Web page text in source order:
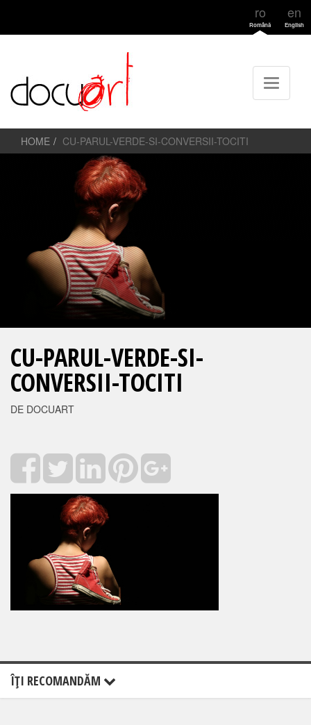
ro
Română
en
English
HOME CU-PARUL-VERDE-SI-CONVERSII-TOCITI
CU-PARUL-VERDE-SI-
CONVERSII-TOCITI
DE DOCUART
ÎŢI RECOMANDĂM